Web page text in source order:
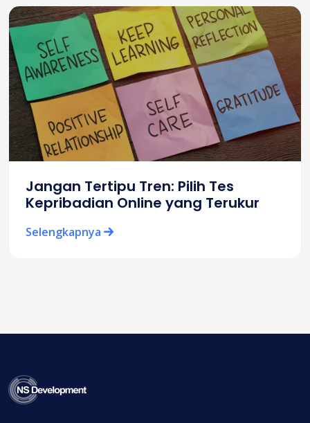
Jangan Tertipu Tren: Pilih Tes
Kepribadian Online yang Terukur
Selengkapnya